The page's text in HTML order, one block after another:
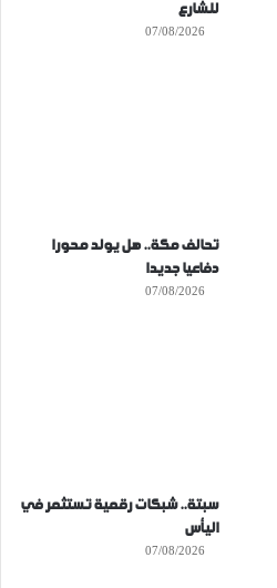
للشارع
07/08/2026
تحالف مكة.. هل يولد محورا
دفاعيا جديدا
07/08/2026
سبتة.. شبكات رقمية تستثمر في
اليأس
07/08/2026